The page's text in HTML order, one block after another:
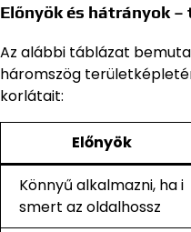
Előnyök és hátrányok
Az alábbi táblázat
háromszög
korlátait:
Előnyök
Könnyű alkalmazni, ha i
smert az oldalhossz